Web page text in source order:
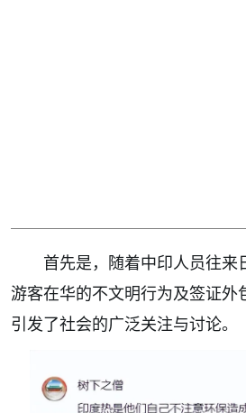
首先是，随着中印人员往来
游客在华的不文明行为及签证外
引发了社会的广泛关注与讨论。